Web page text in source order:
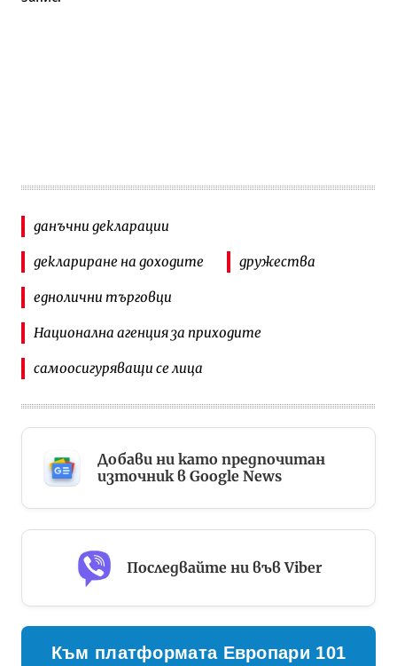
данъчни декларации
деклариране на доходите дружества
еднолични търговци
Национална агенция за приходите
самоосигуряващи се лица
Добави ни като предпочитан
източник в Google News
Последвайте ни във Viber
Към платформата Европари 101